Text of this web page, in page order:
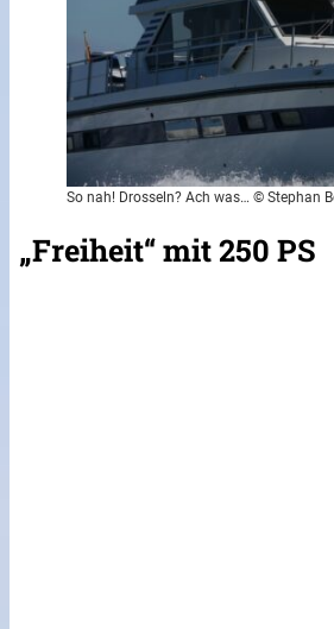
So nah! Drosseln? Ach was… © Stephan
„Freiheit“ mit 250 PS